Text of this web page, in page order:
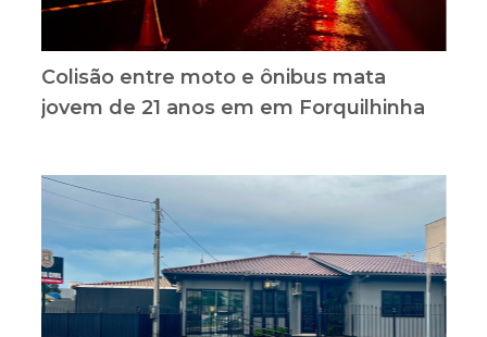
Colisão entre moto e ônibus mata
jovem de 21 anos em em Forquilhinha